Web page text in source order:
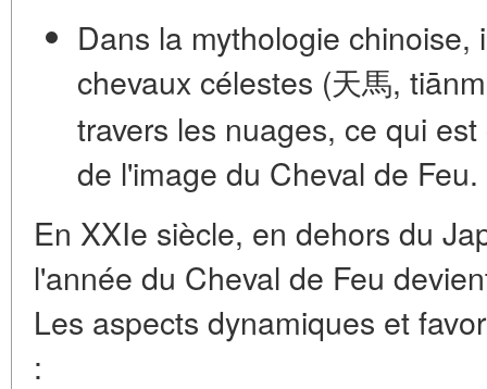
Dans la mythologie
chevaux célestes (天馬,
travers les nuages, ce qui
de l'image du Cheval de Feu.
En XXIe siècle, en dehors du
l'année du Cheval de Feu
Les aspects dynamiques et
: